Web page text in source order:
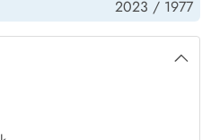
auch die Nähe zu allem, was
in der Nähe, sodass ihr mit
Das Strandmuseum ist
ihr gönnt euch ein leckeres
2023 / 1977